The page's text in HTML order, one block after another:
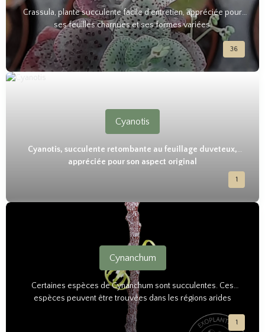
Crassula, plante succulente facile d’entretien, appréciée pour
ses feuilles charnues et ses formes variées.
36
Cyanotis
Cyanotis, succulente retombante au feuillage duveteux,
appréciée pour son aspect original
1
Cynanchum
Certaines espèces de Cynanchum sont succulentes. Ces
espèces peuvent être trouvées dans les régions arides
d'Afrique, d'Amérique du Sud, d'Asie et d'Australie.
1